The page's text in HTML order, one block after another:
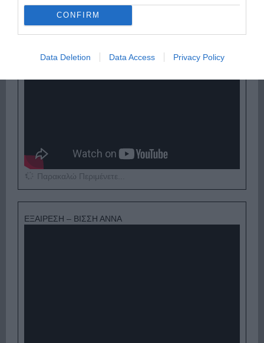
CONFIRM
Data Deletion Data Access Privacy Policy
Παρακαλώ Περιμένετε...
ΕΞΑΙΡΕΣΗ – ΒΙΣΣΗ ΑΝΝΑ